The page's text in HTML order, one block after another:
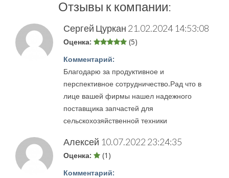
Отзывы к компании:
Сергей Цуркан 21.02.2024 14:53:08
Оценка: (5)
Комментарий:
Благодарю за продуктивное и
перспективное сотрудничество.Рад что в
лице вашей фирмы нашел надежного
поставщика запчастей для
сельскохозяйственной техники
Алексей 10.07.2022 23:24:35
Оценка: (1)
Комментарий: